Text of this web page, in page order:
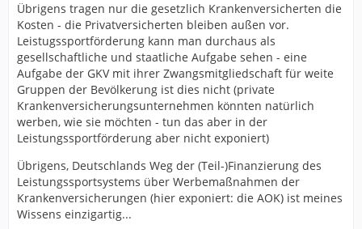
Übrigens tragen nur die gesetzlich Krankenversicherten die
Kosten - die Privatversicherten bleiben außen vor.
Leistugssportförderung kann man durchaus als
gesellschaftliche und staatliche Aufgabe sehen - eine
Aufgabe der GKV mit ihrer Zwangsmitgliedschaft für weite
Gruppen der Bevölkerung ist dies nicht (private
Krankenversicherungsunternehmen könnten natürlich
werben, wie sie möchten - tun das aber in der
Leistungssportförderung aber nicht exponiert)
Übrigens, Deutschlands Weg der (Teil-)Finanzierung des
Leistungssportsystems über Werbemaßnahmen der
Krankenversicherungen (hier exponiert: die AOK) ist meines
Wissens einzigartig...